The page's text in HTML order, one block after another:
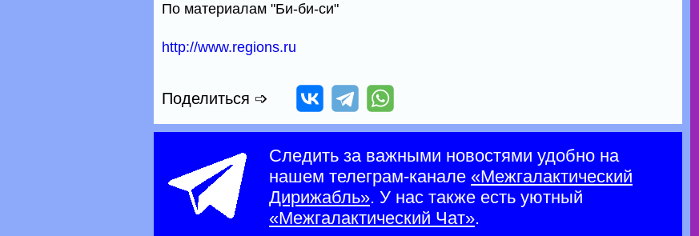
По материалам "Би-би-си"
http://www.regions.ru
Поделиться ➩
Следить за важными новостями удобно на
нашем телеграм-канале «Межгалактический
Дирижабль». У нас также есть уютный
«Межгалактический Чат».